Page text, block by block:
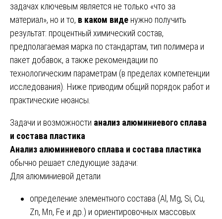
задачах ключевым является не только «что за
материал», но и то, в каком виде нужно получить
результат: процентный химический состав,
предполагаемая марка по стандартам, тип полимера и
пакет добавок, а также рекомендации по
технологическим параметрам (в пределах компетенции
исследования). Ниже приводим общий порядок работ и
практические нюансы.
Задачи и возможности анализ алюминиевого сплава
и состава пластика
Анализ алюминиевого сплава и состава пластика
обычно решает следующие задачи:
Для алюминиевой детали
определение элементного состава (Al, Mg, Si, Cu,
Zn, Mn, Fe и др.) и ориентировочных массовых